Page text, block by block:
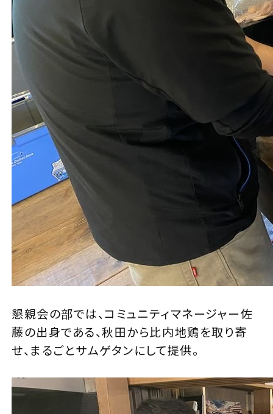
懇親会の部では、コミュニティマネージャー佐
藤の出身である、秋田から比内地鶏を取り寄
せ、まるごとサムゲタンにして提供。